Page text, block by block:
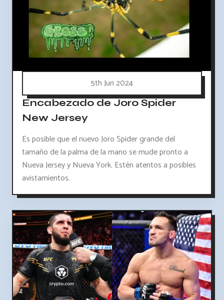
5th Jun 2024
Encabezado de Joro Spider
New Jersey
Es posible que el nuevo Joro Spider grande del
tamaño de la palma de la mano se mude pronto a
Nueva Jersey y Nueva York. Estén atentos a posibles
avistamientos.